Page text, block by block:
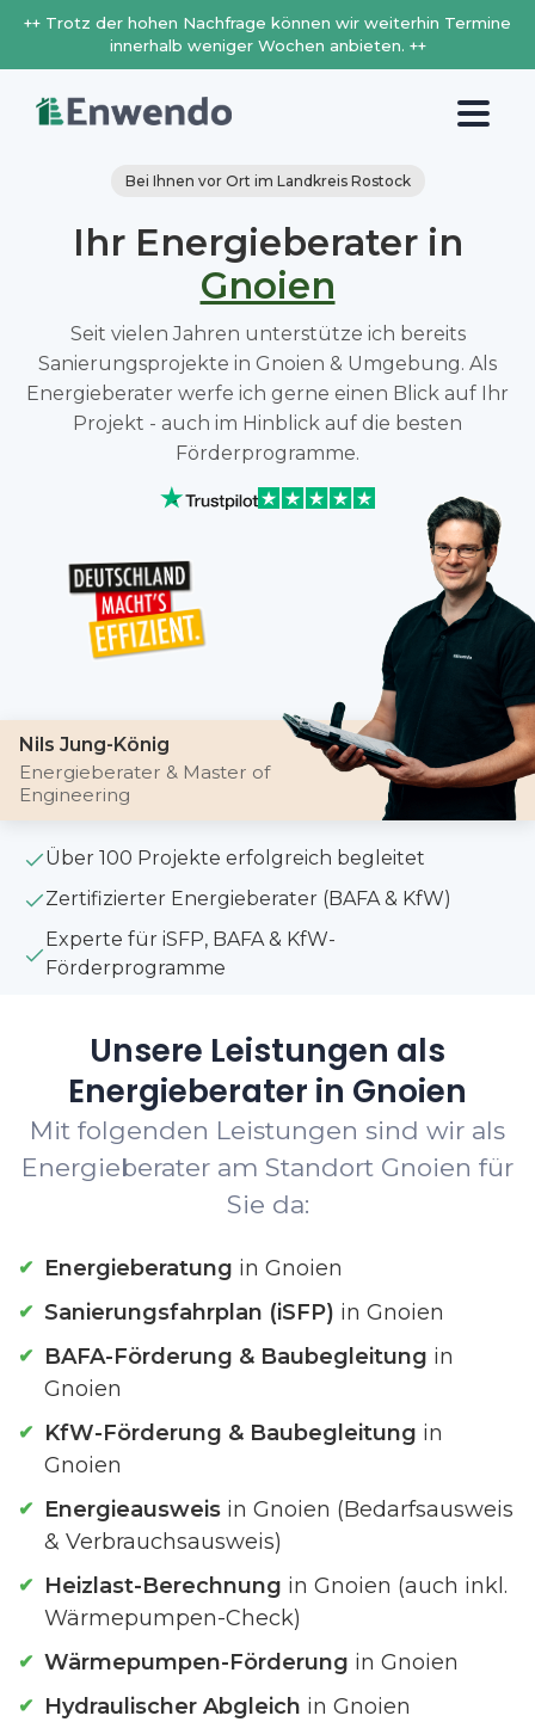
++ Trotz der hohen Nachfrage können wir weiterhin Termine
innerhalb weniger Wochen anbieten. ++
Bei Ihnen vor Ort im Landkreis Rostock
Ihr Energieberater in
Gnoien
Seit vielen Jahren unterstütze ich bereits
Sanierungsprojekte in Gnoien & Umgebung. Als
Energieberater werfe ich gerne einen Blick auf Ihr
Projekt - auch im Hinblick auf die besten
Förderprogramme.
Nils Jung-König
Energieberater & Master of
Engineering
Über 100 Projekte erfolgreich begleitet
Zertifizierter Energieberater (BAFA & KfW)
Experte für iSFP, BAFA & KfW-
Förderprogramme
Unsere Leistungen als
Energieberater in Gnoien
Mit folgenden Leistungen sind wir als
Energieberater am Standort Gnoien für
Sie da:
Energieberatung in Gnoien
Sanierungsfahrplan (iSFP) in Gnoien
BAFA-Förderung & Baubegleitung in
Gnoien
KfW-Förderung & Baubegleitung in
Gnoien
Energieausweis in Gnoien (Bedarfsausweis
& Verbrauchsausweis)
Heizlast-Berechnung in Gnoien (auch inkl.
Wärmepumpen-Check)
Wärmepumpen-Förderung in Gnoien
Hydraulischer Abgleich in Gnoien